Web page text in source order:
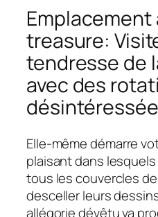
Emplacement
treasure:
tendresse de
avec des
Elle-même démarre
plaisant dans
tous les couvercles
desceller leurs
allégorie dévêtu va